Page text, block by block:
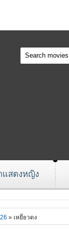
แสดงหญิง
» เหยี่ยวดง